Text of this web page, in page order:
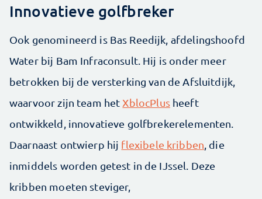
Innovatieve golfbreker
Ook genomineerd is Bas Reedijk, afdelingshoofd
Water bij Bam Infraconsult. Hij is onder meer
betrokken bij de versterking van de Afsluitdijk,
waarvoor zijn team hetXblocPlusheeft
ontwikkeld, innovatieve golfbrekerelementen.
Daarnaast ontwierp hij flexibele kribben, die
inmiddels worden getest in de IJssel. Deze
kribben moeten steviger,